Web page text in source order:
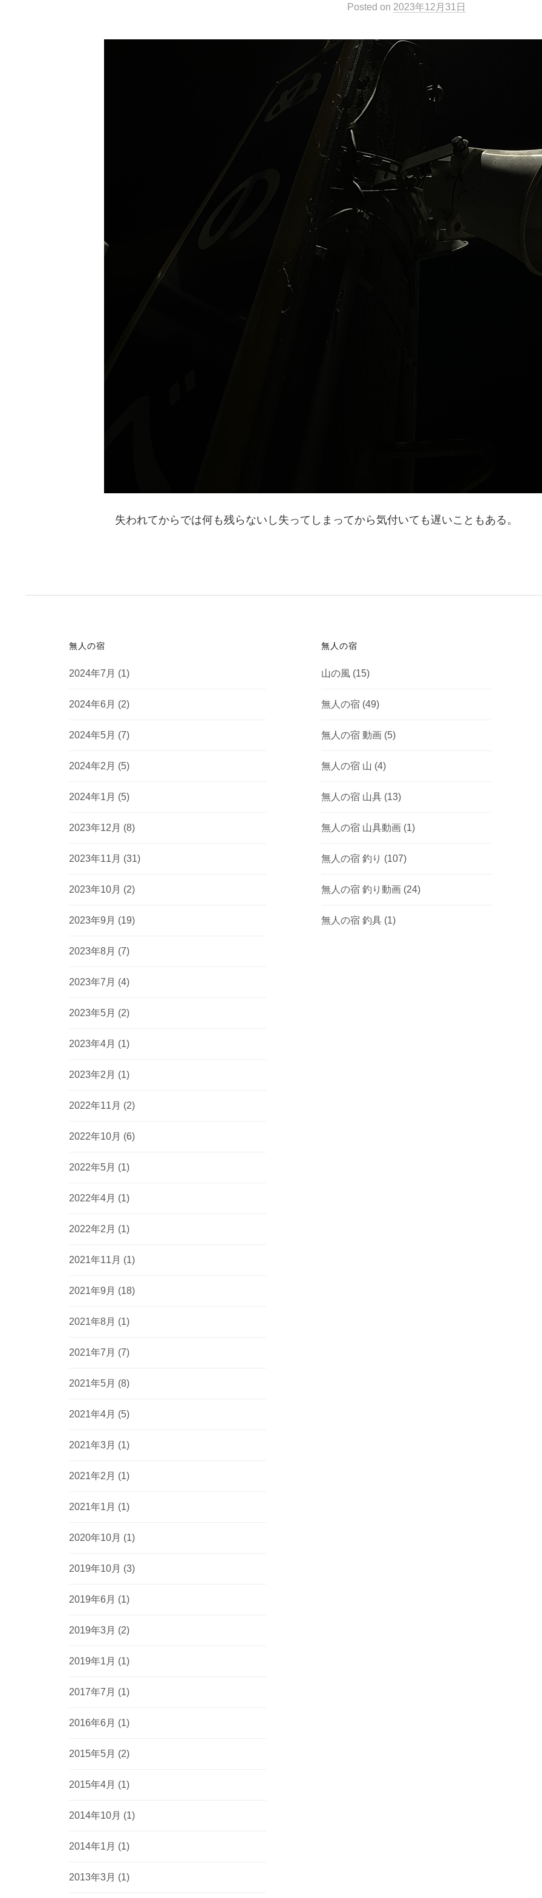
Posted on 2023年12月31日
失われてからでは何も残らないし失ってしまってから気付いても遅いこともある。
無人の宿
2024年7月 (1)
2024年6月 (2)
2024年5月 (7)
2024年2月 (5)
2024年1月 (5)
2023年12月 (8)
2023年11月 (31)
2023年10月 (2)
2023年9月 (19)
2023年8月 (7)
2023年7月 (4)
2023年5月 (2)
2023年4月 (1)
2023年2月 (1)
2022年11月 (2)
2022年10月 (6)
2022年5月 (1)
2022年4月 (1)
2022年2月 (1)
2021年11月 (1)
2021年9月 (18)
2021年8月 (1)
2021年7月 (7)
2021年5月 (8)
2021年4月 (5)
2021年3月 (1)
2021年2月 (1)
2021年1月 (1)
2020年10月 (1)
2019年10月 (3)
2019年6月 (1)
2019年3月 (2)
2019年1月 (1)
2017年7月 (1)
2016年6月 (1)
2015年5月 (2)
2015年4月 (1)
2014年10月 (1)
2014年1月 (1)
2013年3月 (1)
無人の宿
山の風 (15)
無人の宿 (49)
無人の宿 動画 (5)
無人の宿 山 (4)
無人の宿 山具 (13)
無人の宿 山具動画 (1)
無人の宿 釣り (107)
無人の宿 釣り動画 (24)
無人の宿 釣具 (1)